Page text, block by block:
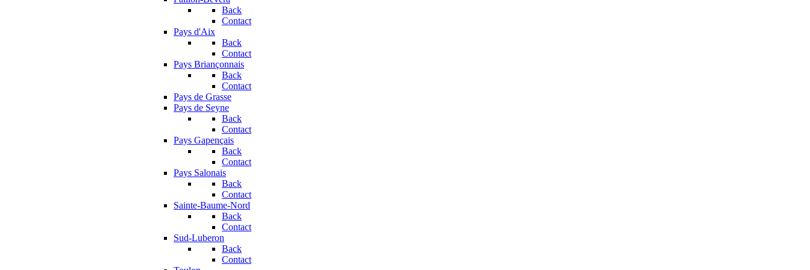
Back
Contact
Pays d'Aix
Back
Contact
Pays Briançonnais
Back
Contact
Pays de Grasse
Pays de Seyne
Back
Contact
Pays Gapençais
Back
Contact
Pays Salonais
Back
Contact
Sainte-Baume-Nord
Back
Contact
Sud-Luberon
Back
Contact